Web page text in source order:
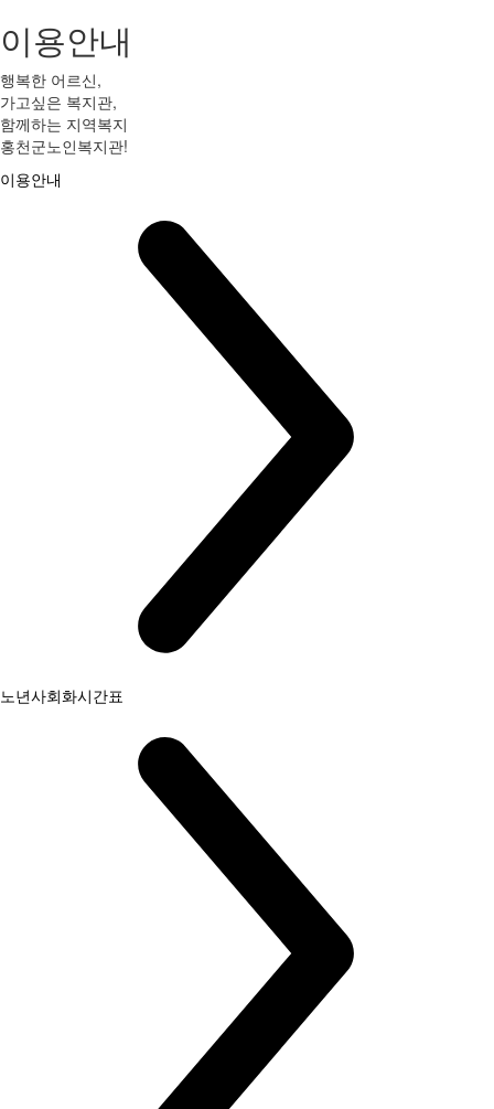
이용안내
행복한 어르신,
가고싶은 복지관,
함께하는 지역복지
홍천군노인복지관!
이용안내
노년사회화시간표